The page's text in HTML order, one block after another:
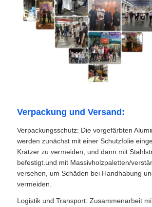
Verpackung und Versand:
Verpackungsschutz: Die vorgefärbten
werden zunächst mit einer Schutzfolie
Kratzer zu vermeiden, und dann mit
befestigt.und mit Massivholzpaletten/
versehen, um Schäden bei Handhabung
vermeiden.
Logistik und Transport: Zusammenarbeit